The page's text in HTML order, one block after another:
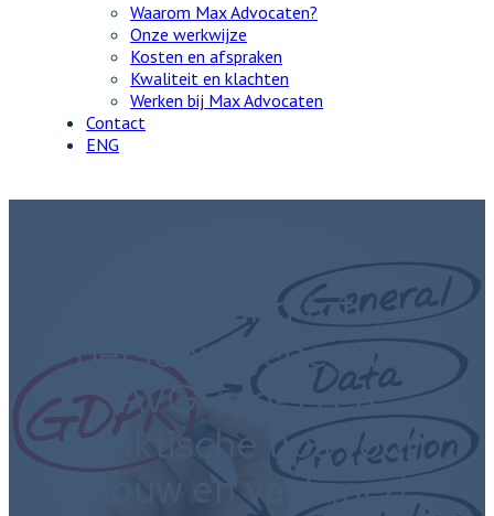
Waarom Max Advocaten?
Onze werkwijze
Kosten en afspraken
Kwaliteit en klachten
Werken bij Max Advocaten
Contact
ENG
Toegang tot
persoonsgegevens:
AVG-regels en
praktische tips voor
bouw en vastgoed